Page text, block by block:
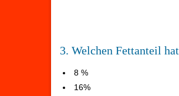
3. Welchen Fettanteil
8 %
16%